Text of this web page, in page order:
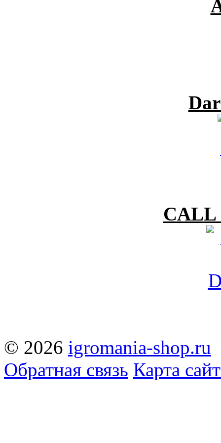
CALL
© 2026 igromania-shop.ru
Обратная связь Карта